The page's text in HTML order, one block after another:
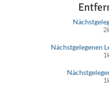
Frühstück oder als
Der Flughafen Nikos
entspannen, die Gegend
beidem möchten, die Blue
zum perfekten Urlaub.
Nächstgelegenen